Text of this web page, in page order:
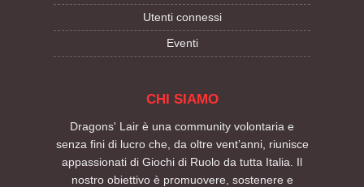
Utenti connessi
Eventi
CHI SIAMO
Dragons' Lair è una community volontaria e
senza fini di lucro che, da oltre vent’anni, riunisce
appassionati di Giochi di Ruolo da tutta Italia. Il
nostro obiettivo è promuovere, sostenere e